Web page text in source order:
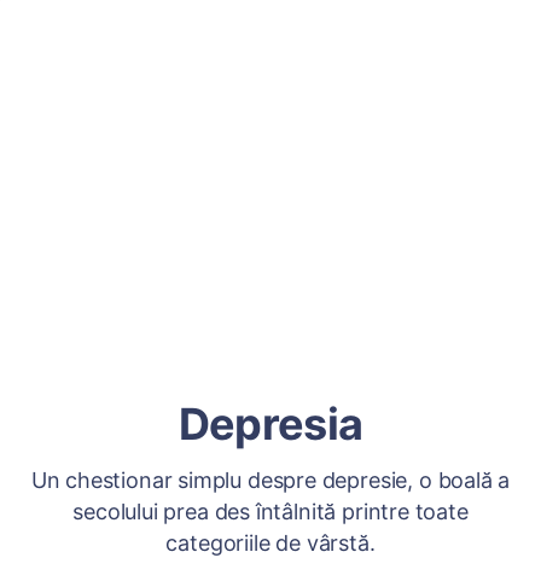
Depresia
Un chestionar simplu despre depresie, o boală a
secolului prea des întâlnită printre toate
categoriile de vârstă.